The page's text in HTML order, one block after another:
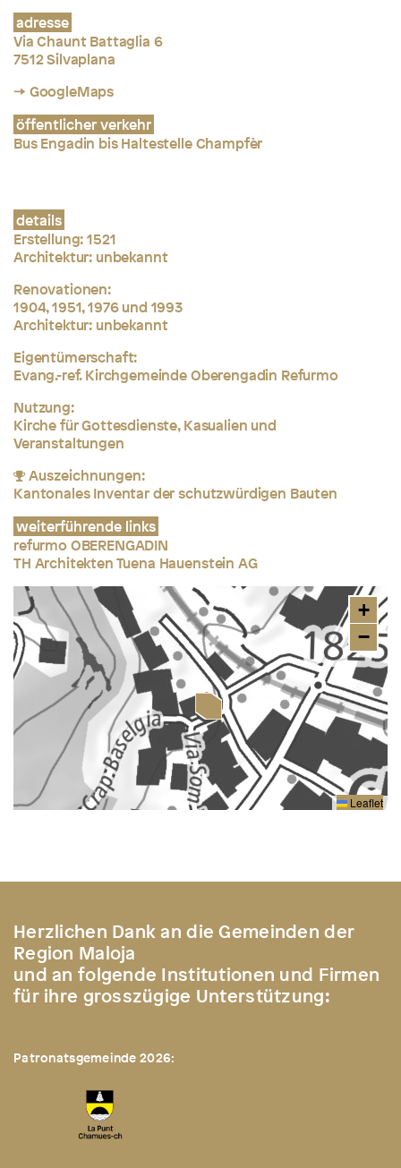
adresse
Via Chaunt Battaglia 6
7512 Silvaplana
→ GoogleMaps
öffentlicher verkehr
Bus Engadin bis Haltestelle Champfèr
details
Erstellung: 1521
Architektur: unbekannt
Renovationen:
1904, 1951, 1976 und 1993
Architektur: unbekannt
Eigentümerschaft:
Evang.-ref. Kirchgemeinde Oberengadin Refurmo
Nutzung:
Kirche für Gottesdienste, Kasualien und
Veranstaltungen
Auszeichnungen:
Kantonales Inventar der schutzwürdigen Bauten
weiterführende links
refurmo OBERENGADIN
TH Architekten Tuena Hauenstein AG
+
−
Leaflet
Herzlichen Dank an die Gemeinden der
Region Maloja
und an folgende Institutionen und Firmen
für ihre grosszügige Unterstützung:
Patronatsgemeinde 2026: